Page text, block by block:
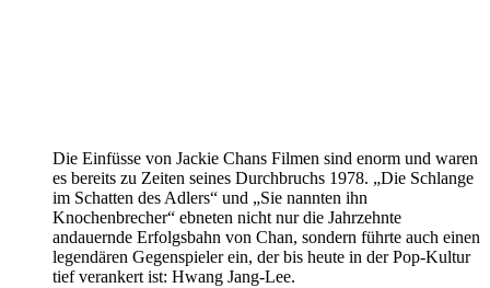
Die Einfüsse von Jackie Chans Filmen sind enorm und waren
es bereits zu Zeiten seines Durchbruchs 1978. „Die Schlange
im Schatten des Adlers“ und „Sie nannten ihn
Knochenbrecher“ ebneten nicht nur die Jahrzehnte
andauernde Erfolgsbahn von Chan, sondern führte auch einen
legendären Gegenspieler ein, der bis heute in der Pop-Kultur
tief verankert ist: Hwang Jang-Lee.